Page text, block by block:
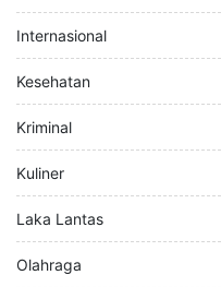
Internasional
Kesehatan
Kriminal
Kuliner
Laka Lantas
Olahraga